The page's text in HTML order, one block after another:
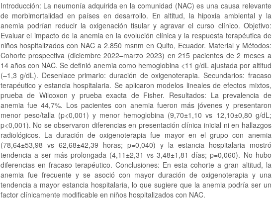
Introducción: La neumonía adquirida en la comunidad (NAC) es una causa relevante
de morbimortalidad en países en desarrollo. En altitud, la hipoxia ambiental y la
anemia podrían reducir la oxigenación tisular y agravar el curso clínico. Objetivo:
Evaluar el impacto de la anemia en la evolución clínica y la respuesta terapéutica de
niños hospitalizados con NAC a 2.850 msnm en Quito, Ecuador. Material y Métodos:
Cohorte prospectiva (diciembre 2022–marzo 2023) en 215 pacientes de 2 meses a
14 años con NAC. Se definió anemia como hemoglobina <11 g/dL ajustada por altitud
(–1,3 g/dL). Desenlace primario: duración de oxigenoterapia. Secundarios: fracaso
terapéutico y estancia hospitalaria. Se aplicaron modelos lineales de efectos mixtos,
prueba de Wilcoxon y prueba exacta de Fisher. Resultados: La prevalencia de
anemia fue 44,7%. Los pacientes con anemia fueron más jóvenes y presentaron
menor peso/talla (p<0,001) y menor hemoglobina (9,70±1,10 vs 12,10±0,80 g/dL;
p<0,001). No se observaron diferencias en presentación clínica inicial ni en hallazgos
radiológicos. La duración de oxigenoterapia fue mayor en el grupo con anemia
(78,64±53,98 vs 62,68±42,39 horas; p=0,040) y la estancia hospitalaria mostró
tendencia a ser más prolongada (4,11±2,31 vs 3,48±1,81 días; p=0,060). No hubo
diferencias en fracaso terapéutico. Conclusiones: En esta cohorte a gran altitud, la
anemia fue frecuente y se asoció con mayor duración de oxigenoterapia y una
tendencia a mayor estancia hospitalaria, lo que sugiere que la anemia podría ser un
factor clínicamente modificable en niños hospitalizados con NAC.